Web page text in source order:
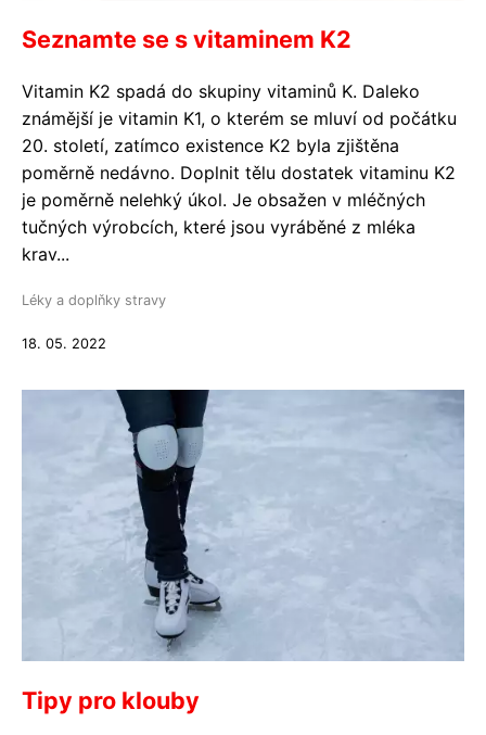
Seznamte se s vitaminem K2
Vitamin K2 spadá do skupiny vitaminů K. Daleko
známější je vitamin K1, o kterém se mluví od počátku
20. století, zatímco existence K2 byla zjištěna
poměrně nedávno. Doplnit tělu dostatek vitaminu K2
je poměrně nelehký úkol. Je obsažen v mléčných
tučných výrobcích, které jsou vyráběné z mléka
krav...
Léky a doplňky stravy
18. 05. 2022
Tipy pro klouby